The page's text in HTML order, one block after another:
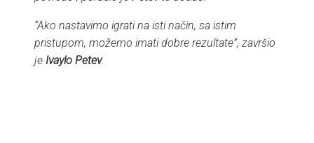
“Ako nastavimo igrati na isti način, sa istim
pristupom, možemo imati dobre rezultate”, završio
jeIvaylo Petev.